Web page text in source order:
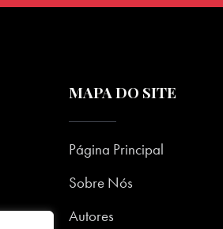
MAPA DO SITE
Página Principal
Sobre Nós
Autores